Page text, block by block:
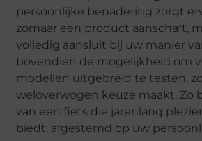
persoonlijke benadering zorgt
zomaar een product aanschaft,
volledig aansluit bij uw manier
bovendien de mogelijkheid om
modellen uitgebreid te testen,
weloverwogen keuze maakt. Zo
van een fiets die jarenlang
biedt, afgestemd op uw